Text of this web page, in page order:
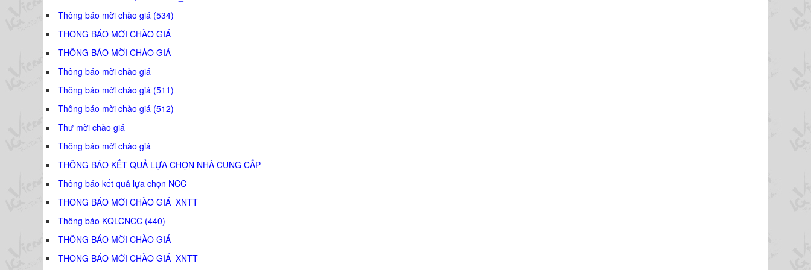
Thông báo mời chào giá (534)
THÔNG BÁO MỜI CHÀO GIÁ
THÔNG BÁO MỜI CHÀO GIÁ
Thông báo mời chào giá
Thông báo mời chào giá (511)
Thông báo mời chào giá (512)
Thư mời chào giá
Thông báo mời chào giá
THÔNG BÁO KẾT QUẢ LỰA CHỌN NHÀ CUNG CẤP
Thông báo kết quả lựa chọn NCC
THÔNG BÁO MỜI CHÀO GIÁ_XNTT
Thông báo KQLCNCC (440)
THÔNG BÁO MỜI CHÀO GIÁ
THÔNG BÁO MỜI CHÀO GIÁ_XNTT